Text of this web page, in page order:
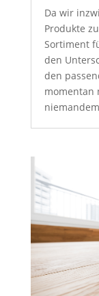
Da wir
Produkte
Sortiment
den
den
momentan